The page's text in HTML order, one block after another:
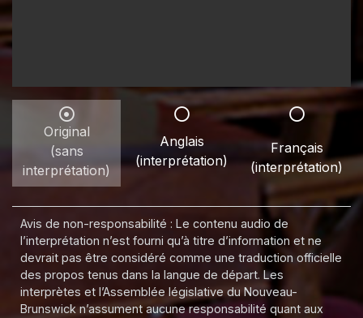
Original
(sans
interprétation)
Anglais
(interprétation)
Français
(interprétation)
Avis de non-responsabilité : Le contenu audio de
l’interprétation n’est fourni qu’à titre d’information et ne
devrait pas être considéré comme une traduction officielle
des propos tenus dans la langue de départ. Les
interprètes et l’Assemblée législative du Nouveau-
Brunswick n’assument aucune responsabilité quant aux